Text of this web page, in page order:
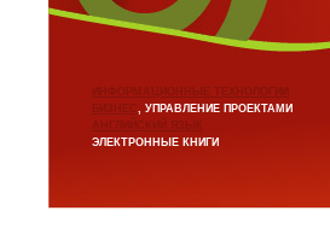
ИНФОРМАЦИОННЫЕ ТЕХНОЛОГИИ
БИЗНЕС, УПРАВЛЕНИЕ ПРОЕКТАМИ
АНГЛИЙСКИЙ ЯЗЫК
ЭЛЕКТРОННЫЕ КНИГИ